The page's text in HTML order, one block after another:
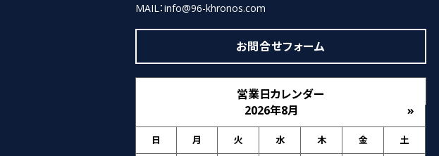
MAIL：info@96-khronos.com
お問合せフォーム
営業日カレンダー
2026年8月
»
日 月 火 水 木 金 土